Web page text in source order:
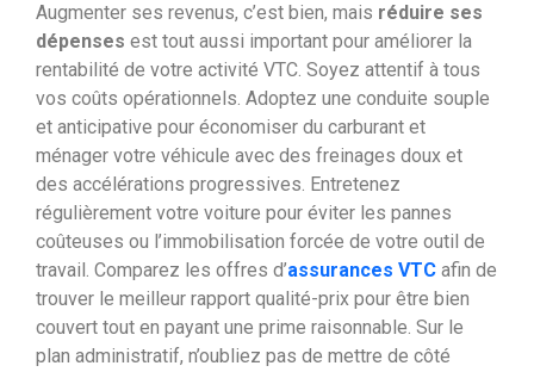
Augmenter ses revenus, c’est bien, mais réduire ses
dépenses est tout aussi important pour améliorer la
rentabilité de votre activité VTC. Soyez attentif à tous
vos coûts opérationnels. Adoptez une conduite souple
et anticipative pour économiser du carburant et
ménager votre véhicule avec des freinages doux et
des accélérations progressives. Entretenez
régulièrement votre voiture pour éviter les pannes
coûteuses ou l’immobilisation forcée de votre outil de
travail. Comparez les offres d’assurances VTC afin de
trouver le meilleur rapport qualité-prix pour être bien
couvert tout en payant une prime raisonnable. Sur le
plan administratif, n’oubliez pas de mettre de côté